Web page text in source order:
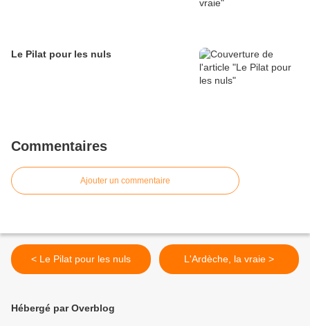
Le Pilat pour les nuls
Commentaires
Ajouter un commentaire
< Le Pilat pour les nuls L'Ardèche, la vraie >
Hébergé par Overblog